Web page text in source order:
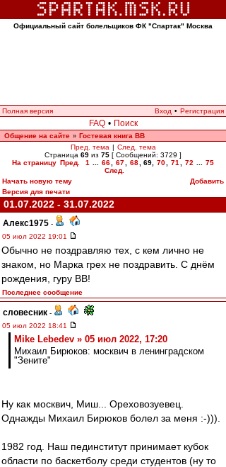
Официальный сайт болельщиков ФК "Спартак" Москва
Полная версия Вход • Регистрация
FAQ • Поиск
Общение на сайте » Гостевая книга ВВ
Пред. тема | След. тема
Страница 69 из 75 [ Сообщений: 3729 ]
На страницу Пред. 1 66 67 68 69 70 71 72
75
След.
Начать новую тему
Добавить
Версия для печати
01.07.2022 - 31.07.2022
Алекс1975 -
05 июл 2022 19:01
Обычно не поздравляю тех, с кем лично не
знаком, но Марка грех не поздравить. С днём
рождения, гуру ВВ!
Последнее сообщение
словесник -
05 июл 2022 18:41
Mike Lebedev » 05 июл 2022, 17:20
Михаил Бирюков: москвич в ленинградском
"Зените"
Ну как москвич, Миш... Ореховозуевец.
Однажды Михаил Бирюков болел за меня :-))).
1982 год. Наш пединститут принимает кубок
области по баскетболу среди студентов (ну то